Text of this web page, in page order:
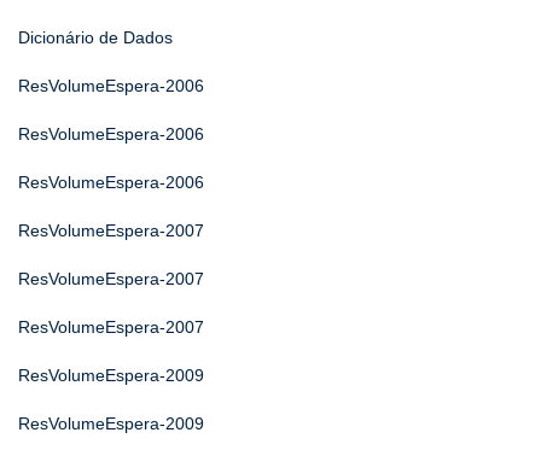
Dicionário de Dados
ResVolumeEspera-2006
ResVolumeEspera-2006
ResVolumeEspera-2006
ResVolumeEspera-2007
ResVolumeEspera-2007
ResVolumeEspera-2007
ResVolumeEspera-2009
ResVolumeEspera-2009